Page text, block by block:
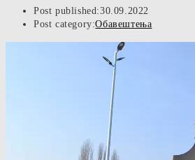
Post published:30.09.2022
Post category:Обавештења